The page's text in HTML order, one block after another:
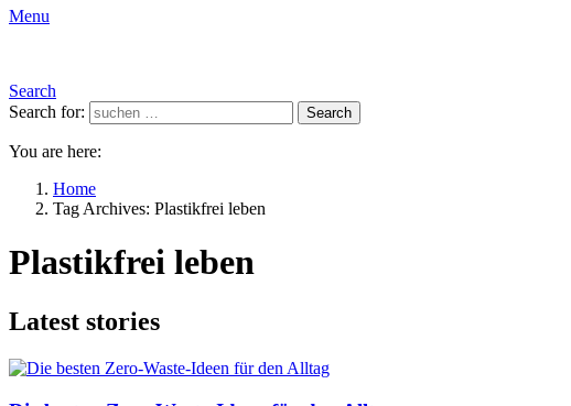
Menu
Search
Search for:
Search
You are here:
Home
Tag Archives: Plastikfrei leben
Plastikfrei leben
Latest stories